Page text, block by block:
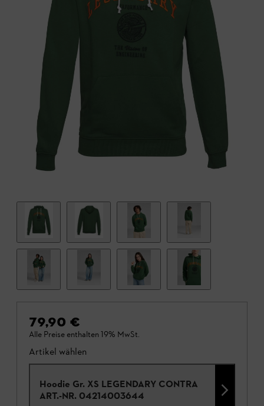
79,90 €
Alle Preise enthalten 19% MwSt.
Artikel wählen
Hoodie Gr. XS LEGENDARY CONTRA
ART.-NR. 04214003644